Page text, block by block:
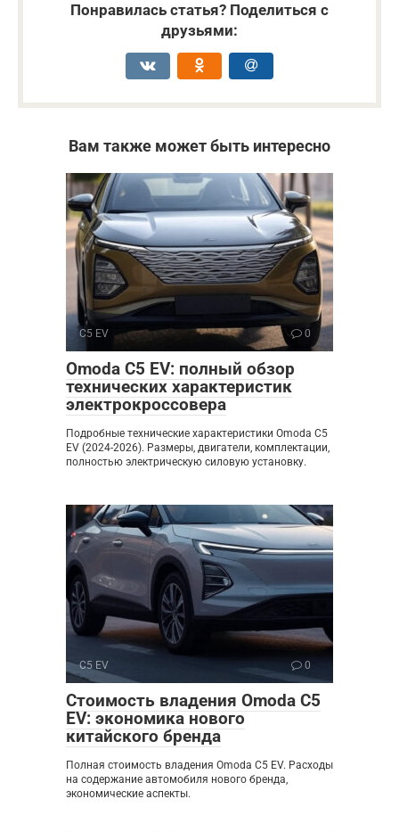
Понравилась статья? Поделиться с
друзьями:
Вам также может быть интересно
C5 EV 0
Omoda C5 EV: полный обзор
технических характеристик
электрокроссовера
Подробные технические характеристики Omoda C5
EV (2024-2026). Размеры, двигатели, комплектации,
полностью электрическую силовую установку.
C5 EV 0
Стоимость владения Omoda C5
EV: экономика нового
китайского бренда
Полная стоимость владения Omoda C5 EV. Расходы
на содержание автомобиля нового бренда,
экономические аспекты.